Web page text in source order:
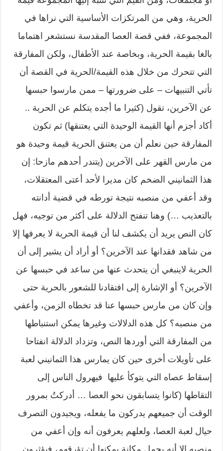
الحرية، وهي من المرتكزات الأساسية التي نراها في
المجموعة، ففي قصة العصا المقدسة نستشعر اهتماما
بالغا بقيمة الحرية، وبخاصة عند الأطفال، ولكن المفارقة
التي تتحرك من خلال هذه القيمة/الحرية في القصة أن
تأتي التنبيهات – على ضرورتها – ممن مارسوا حبسها
عن الآخرين، تقول (كثيرا ما أجده يتكلم عن الحرية ..
أكاد أجزم أنها القيمة الوحيدة التي يعتنقها) ثم تكون
المفارقة حين نعلم أن من يعتنق الحرية قيمة وحيدة هو
من مارس القهر على الآخرين (يتندر أحدهم مازحا: إن
هذا الثمانيني الضخم كان مديرا لأحد أعتى المعتقلات،
وقد أعفي من منصبه نتيجة تورطه في قضية أدانته
بالتعذيب …) وهنا تنفتح الدلالة على أكثر من توجيه، فهل
كان النص يريد أن يكشف لنا أن قيمة الحرية لا يعرفها إلا
من شاهد فقدانها عند الآخرين؟ أو أراد أن يشير إلى أن
الحرية لاينبغي أن يتحدث عنها من ساعد في حبسها عن
الآخرين؟ أو الإشارة إلى افتقادنا للشعور بالحرية حتى
وإن كان من مارس حبسها عنا قد تخطاه الزمن، وأعفي
من منصبه؟ كل هذه الدلالات وغيرها يمكن استنباطها
من المفارقة التي أوردها النص، وتزداد الدلالة انفتاحا
على تأويلات أخرى حين كان يمارس هذا الثمانيني لعبة
إسقاط عصاه التي يتوكأ عليها فيهرول الناس إلى
التقاطها (كانوا يتسابقون نحو العصا … أدركتُ بمرور
الوقت أن جميعهم يدركون ما يفعله، ويجيدون التصرف
حيال لعبة العصا، ولعلهم يعرفون أنه وإن أعفي من